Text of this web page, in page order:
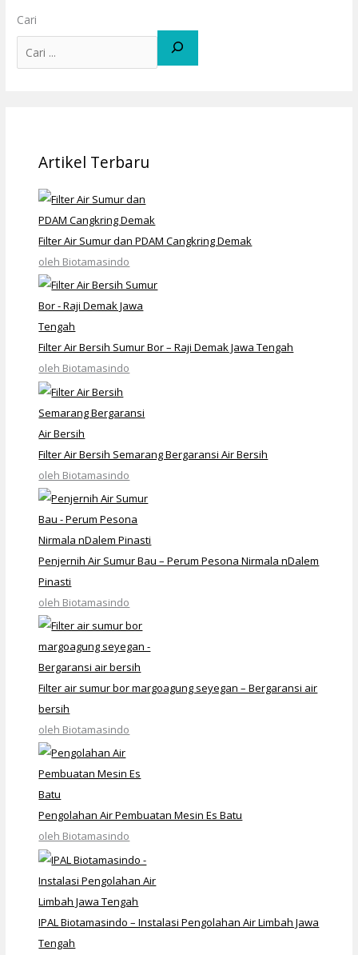
Cari
Artikel Terbaru
Filter Air Sumur dan PDAM Cangkring Demak
oleh Biotamasindo
Filter Air Bersih Sumur Bor – Raji Demak Jawa Tengah
oleh Biotamasindo
Filter Air Bersih Semarang Bergaransi Air Bersih
oleh Biotamasindo
Penjernih Air Sumur Bau – Perum Pesona Nirmala nDalem
Pinasti
oleh Biotamasindo
Filter air sumur bor margoagung seyegan – Bergaransi air
bersih
oleh Biotamasindo
Pengolahan Air Pembuatan Mesin Es Batu
oleh Biotamasindo
IPAL Biotamasindo – Instalasi Pengolahan Air Limbah Jawa
Tengah